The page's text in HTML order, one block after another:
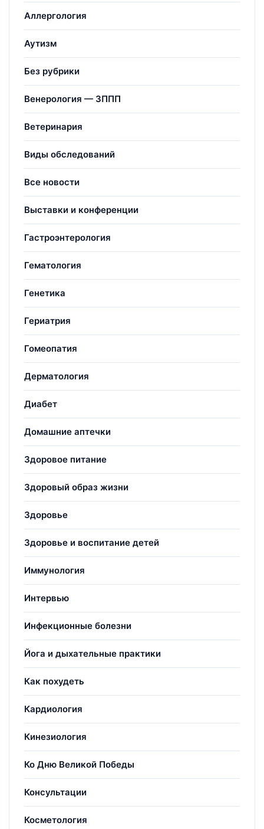
Аллергология
Аутизм
Без рубрики
Венерология — ЗППП
Ветеринария
Виды обследований
Все новости
Выставки и конференции
Гастроэнтерология
Гематология
Генетика
Гериатрия
Гомеопатия
Дерматология
Диабет
Домашние аптечки
Здоровое питание
Здоровый образ жизни
Здоровье
Здоровье и воспитание детей
Иммунология
Интервью
Инфекционные болезни
Йога и дыхательные практики
Как похудеть
Кардиология
Кинезиология
Ко Дню Великой Победы
Консультации
Косметология